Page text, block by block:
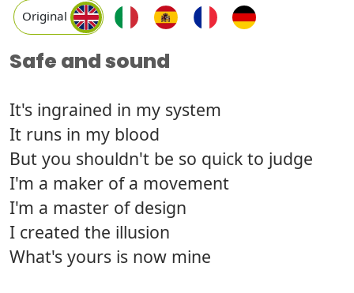
Original
Safe and sound
It's ingrained in my system
It runs in my blood
But you shouldn't be so quick to judge
I'm a maker of a movement
I'm a master of design
I created the illusion
What's yours is now mine